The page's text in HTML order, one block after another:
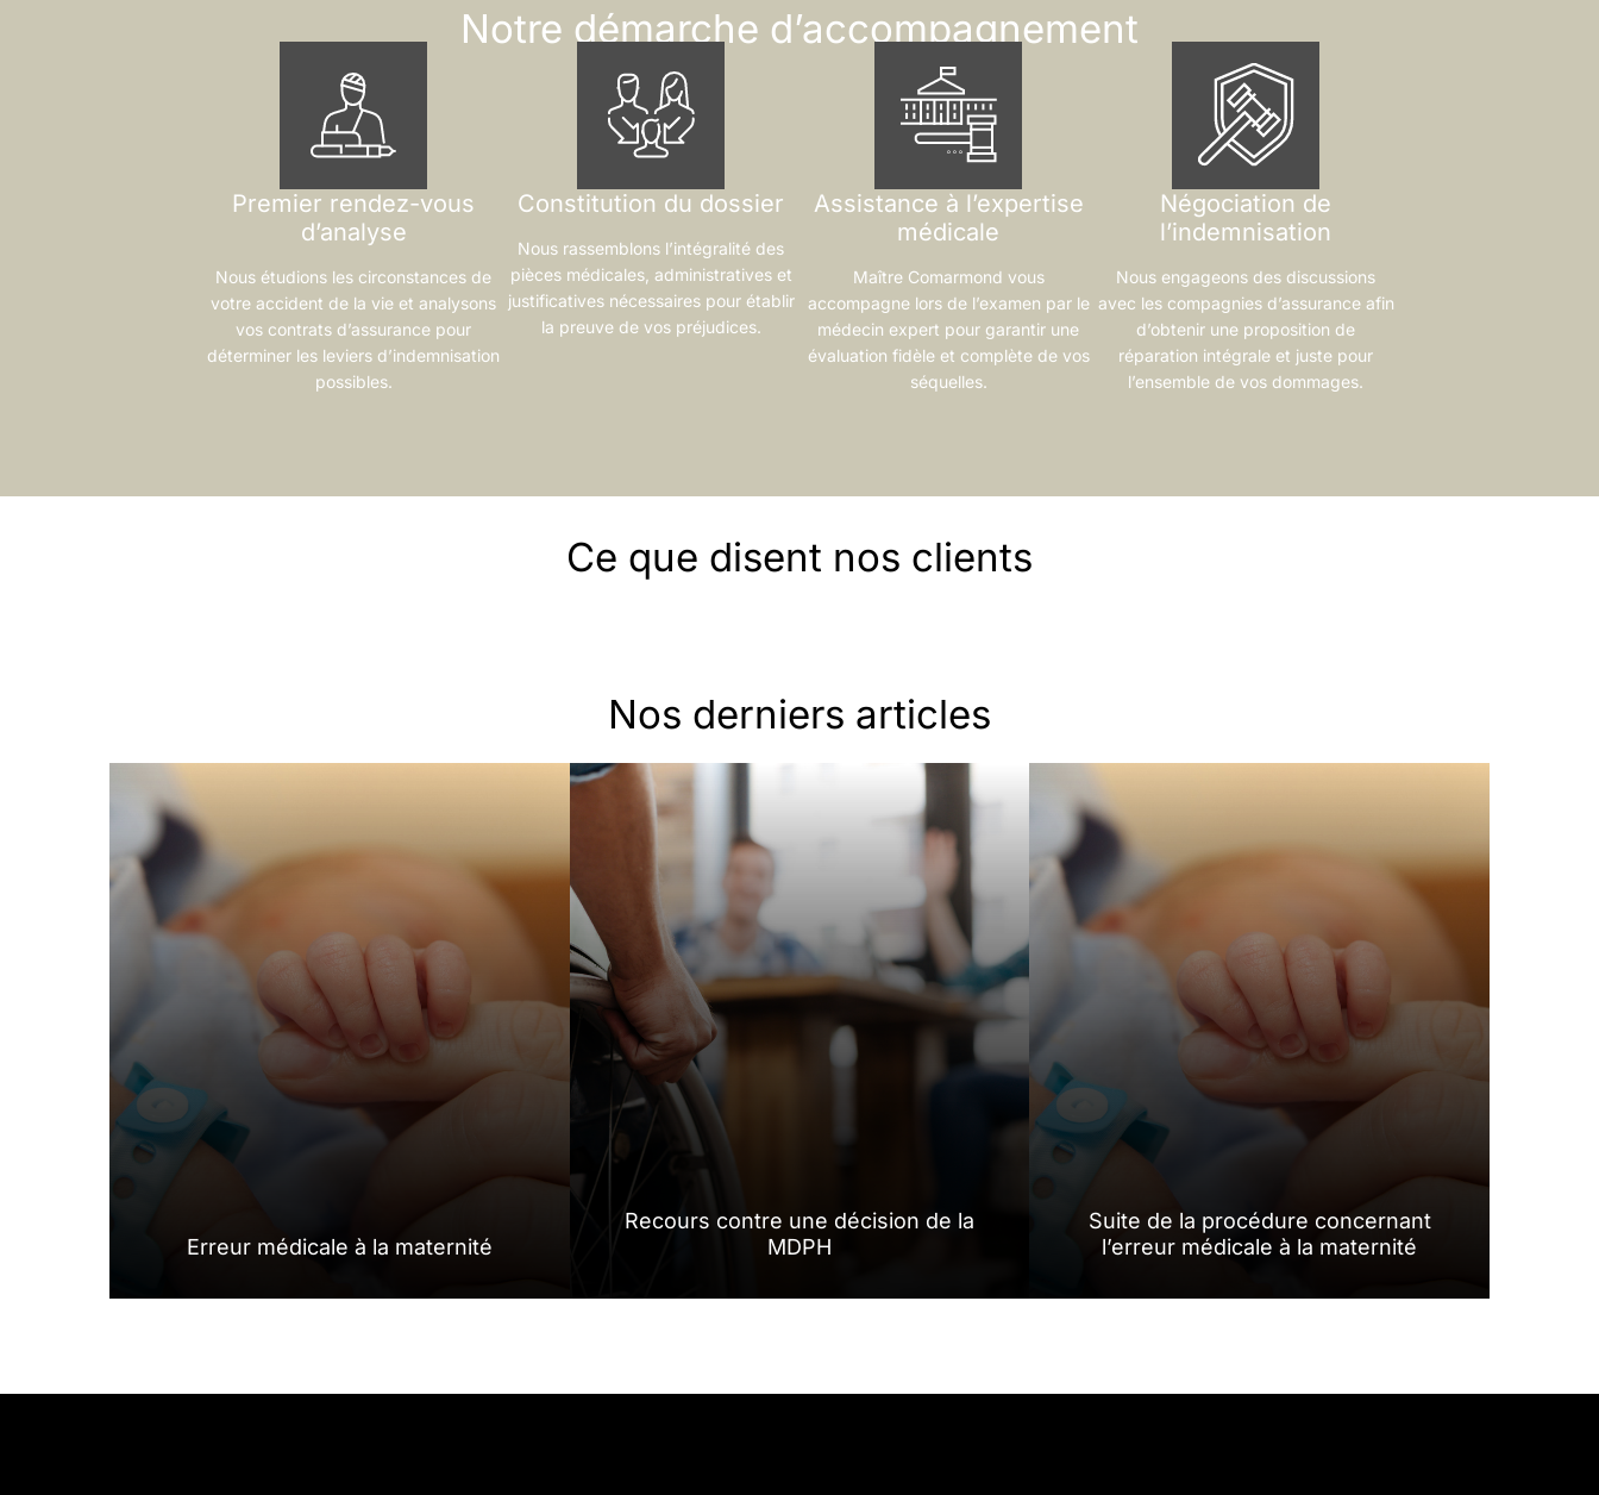
Notre démarche d’accompagnement
Premier rendez-vous
d’analyse
Nous étudions les circonstances de
votre accident de la vie et analysons
vos contrats d’assurance pour
déterminer les leviers d’indemnisation
possibles.
Constitution du dossier
Nous rassemblons l’intégralité des
pièces médicales, administratives et
justificatives nécessaires pour établir
la preuve de vos préjudices.
Assistance à l’expertise
médicale
Maître Comarmond vous
accompagne lors de l’examen par le
médecin expert pour garantir une
évaluation fidèle et complète de vos
séquelles.
Négociation de
l’indemnisation
Nous engageons des discussions
avec les compagnies d’assurance afin
d’obtenir une proposition de
réparation intégrale et juste pour
l’ensemble de vos dommages.
Ce que disent nos clients
Nos derniers articles
Erreur médicale à la maternité
Recours contre une décision de la
MDPH
Suite de la procédure concernant
l’erreur médicale à la maternité